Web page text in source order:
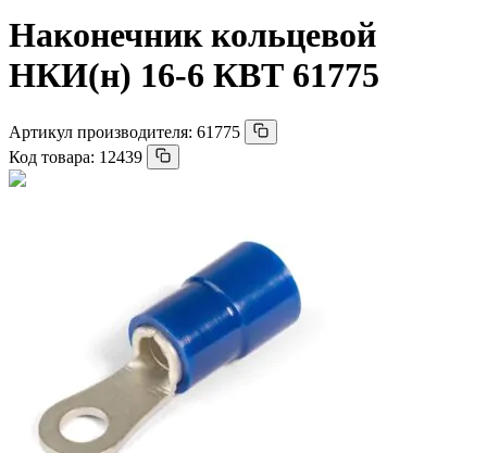
Наконечник кольцевой
НКИ(н) 16-6 КВТ 61775
Артикул производителя: 61775
Код товара: 12439